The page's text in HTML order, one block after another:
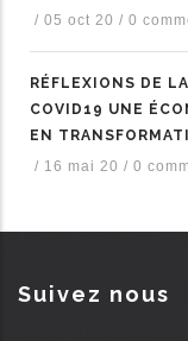
/ 05 oct 20 / 0
RÉFLEXIONS DE
COVID19 UNE
EN
/ 16 mai 20 / 0
Suivez nous